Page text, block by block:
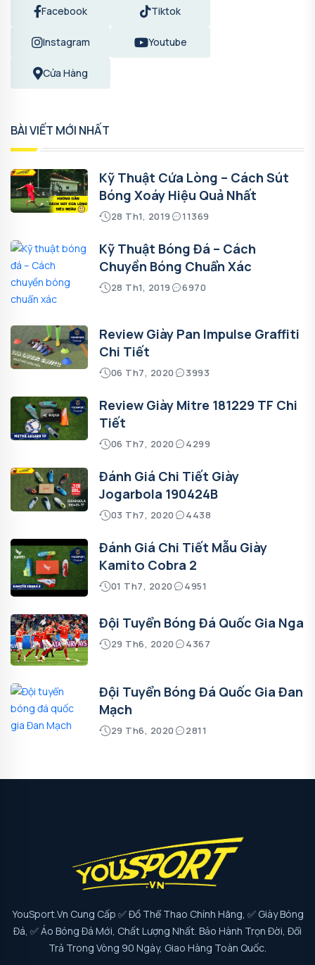
Facebook Tiktok
Instagram Youtube
Cửa Hàng
BÀI VIẾT MỚI NHẤT
Kỹ Thuật Cứa Lòng – Cách Sút
Bóng Xoáy Hiệu Quả Nhất
28 Th1, 2019 11369
Kỹ Thuật Bóng Đá – Cách
Chuyền Bóng Chuẩn Xác
28 Th1, 2019 6970
Review Giày Pan Impulse Graffiti
Chi Tiết
06 Th7, 2020 3993
Review Giày Mitre 181229 TF Chi
Tiết
06 Th7, 2020 4299
Đánh Giá Chi Tiết Giày
Jogarbola 190424B
03 Th7, 2020 4438
Đánh Giá Chi Tiết Mẫu Giày
Kamito Cobra 2
01 Th7, 2020 4951
Đội Tuyển Bóng Đá Quốc Gia Nga
29 Th6, 2020 4367
Đội Tuyển Bóng Đá Quốc Gia Đan
Mạch
29 Th6, 2020 2811
YouSport.vn Cung Cấp ✅ Đồ Thể Thao Chính Hãng, ✅ Giày Bóng
Đá, ✅ Áo Bóng Đá Mới, Chất Lượng Nhất. Bảo Hành Trọn Đời, Đổi
Trả Trong Vòng 90 Ngày, Giao Hàng Toàn Quốc.